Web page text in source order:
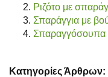
Ριζότο με
Σπαράγγια με
Σπαραγγόσουπα
Κατηγορίες Άρθρων: